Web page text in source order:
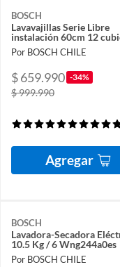
BOSCH
Lavavajillas Serie Libre
instalación 60cm 12
Por BOSCH CHILE
$ 659.990 -34%
$ 999.990
Agregar
BOSCH
Lavadora-Secadora
10.5 Kg / 6 Wng244a0es
Por BOSCH CHILE